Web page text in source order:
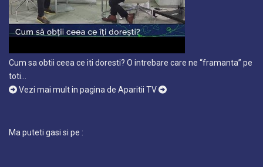
Cum sa obtii ceea ce iti doresti? O intrebare care ne “framanta” pe
toti…
Vezi mai mult in pagina de Aparitii TV
Ma puteti gasi si pe :